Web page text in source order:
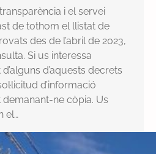
i el servei
de tothom el llistat de
des de l’abril de 2023,
Si us interessa
d’aquests decrets
d’informació
demanant-ne còpia. Us
el…